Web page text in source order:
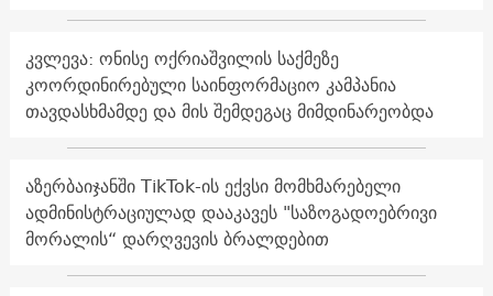
კვლევა: ონისე ოქრიაშვილის საქმეზე
კოორდინირებული საინფორმაციო კამპანია
თავდასხმამდე და მის შემდეგაც მიმდინარეობდა
აზერბაიჯანში TikTok-ის ექვსი მომხმარებელი
ადმინისტრაციულად დააკავეს "საზოგადოებრივი
მორალის“ დარღვევის ბრალდებით